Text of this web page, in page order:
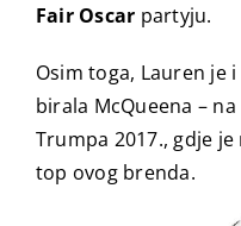
Fair Oscar partyju.
Osim toga, Lauren je
birala McQueena –
Trumpa 2017., gdje
top ovog brenda.